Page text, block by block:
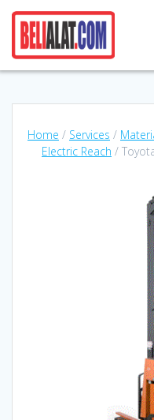
Home / Services /
Electric Reach /